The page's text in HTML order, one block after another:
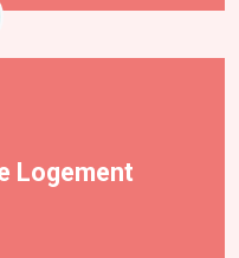
Logement